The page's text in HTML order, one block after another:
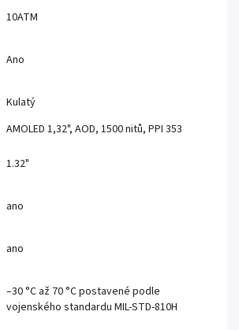
10ATM
Ano
Kulatý
AMOLED 1,32", AOD, 1500 nitů, PPI 353
1.32"
ano
ano
–30 °C až 70 °C postavené podle
vojenského standardu MIL-STD-810H